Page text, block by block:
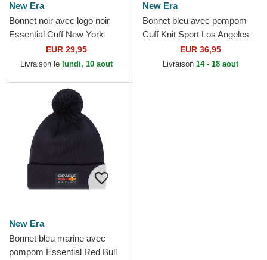
New Era
Bonnet noir avec logo noir
Essential Cuff New York
Yankees MLB New Era
EUR 29,95
Livraison le lundi, 10 aout
New Era
Bonnet bleu avec pompom
Cuff Knit Sport Los Angeles
Dodgers MLB New Era
EUR 36,95
Livraison 14 - 18 aout
New Era
Bonnet bleu marine avec
pompom Essential Red Bull